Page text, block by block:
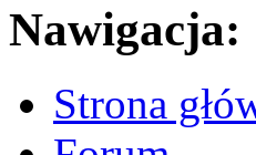
Nawigacja:
Strona